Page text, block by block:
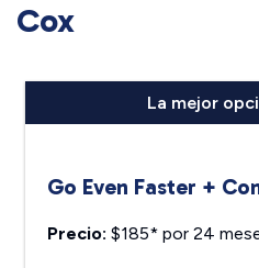
Cox
La mejor
Go Even Faster +
Precio: $185* por 24